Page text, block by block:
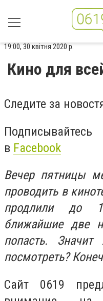
19:00, 30 квітня 2020 р.
Кино для
Следите за
в Facebook
Вечер пятницы
проводить в
продлили до
ближайшие две
попасть.
посмотреть?
Сайт 0619